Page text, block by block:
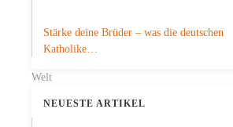
Stärke deine Brüder – was die deutschen
Katholike…
Welt
NEUESTE ARTIKEL